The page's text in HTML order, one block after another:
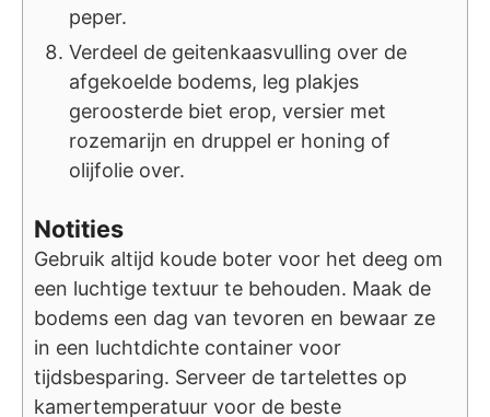
peper.
Verdeel de geitenkaasvulling over de
afgekoelde bodems, leg plakjes
geroosterde biet erop, versier met
rozemarijn en druppel er honing of
olijfolie over.
Notities
Gebruik altijd koude boter voor het deeg om
een luchtige textuur te behouden. Maak de
bodems een dag van tevoren en bewaar ze
in een luchtdichte container voor
tijdsbesparing. Serveer de tartelettes op
kamertemperatuur voor de beste